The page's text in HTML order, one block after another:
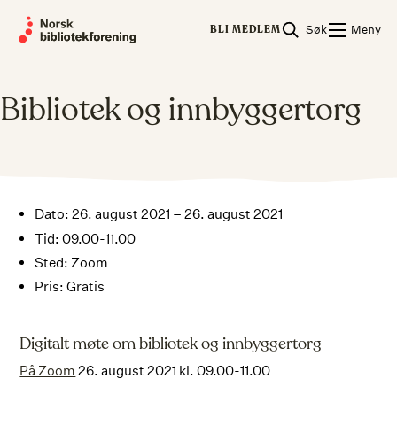
BLI MEDLEM Søk Meny
Bibliotek og innbyggertorg
Dato: 26. august 2021 – 26. august 2021
Tid: 09.00-11.00
Sted: Zoom
Pris: Gratis
Digitalt møte om bibliotek og innbyggertorg
På Zoom 26. august 2021 kl. 09.00-11.00